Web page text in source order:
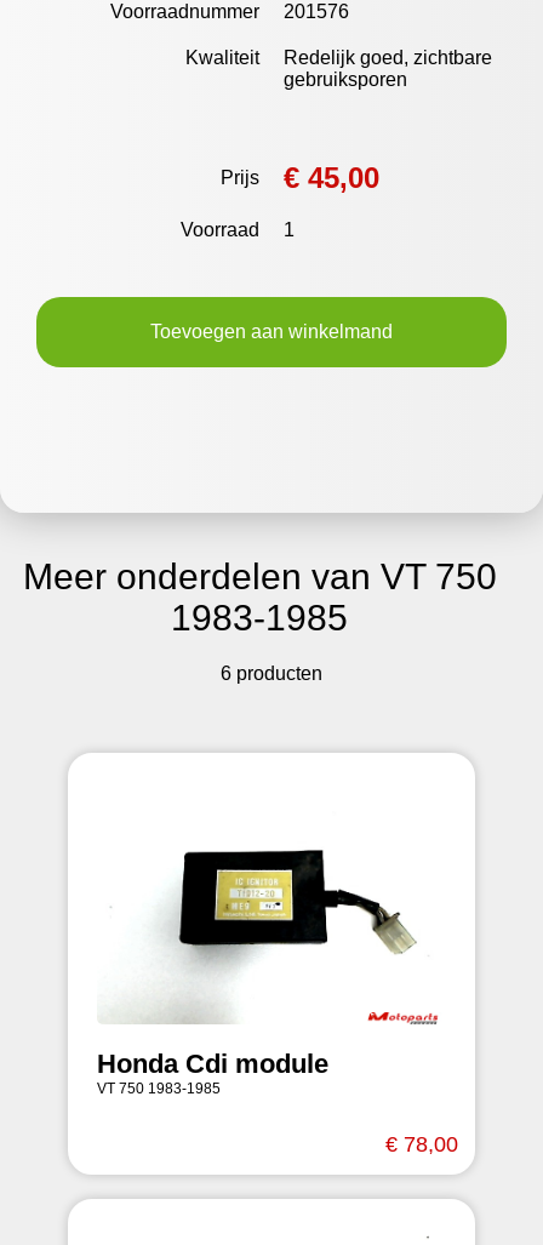
Voorraadnummer 201576
Kwaliteit
Redelijk goed, zichtbare
gebruiksporen
Prijs € 45,00
Voorraad 1
Toevoegen aan winkelmand
Meer onderdelen van VT 750
1983-1985
6 producten
Honda Cdi module
VT 750 1983-1985
€ 78,00